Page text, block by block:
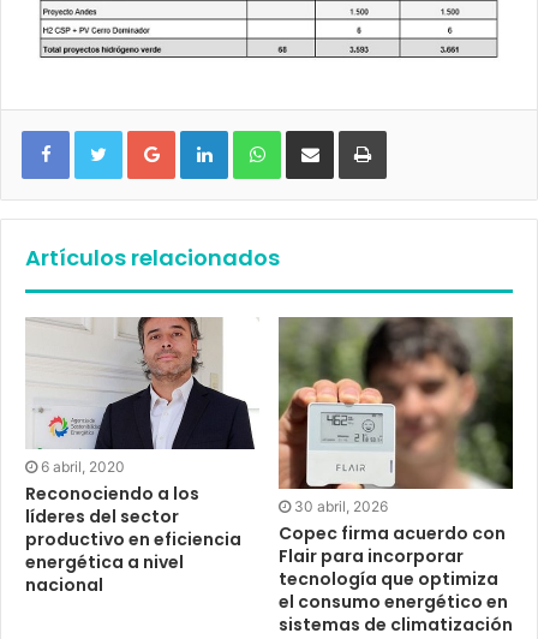
Google+ LinkedIn WhatsApp
Artículos relacionados
6 abril, 2020
Reconociendo a los
líderes del sector
productivo en eficiencia
energética a nivel
nacional
30 abril, 2026
Copec firma acuerdo con
Flair para incorporar
tecnología que optimiza
el consumo energético en
sistemas de climatización